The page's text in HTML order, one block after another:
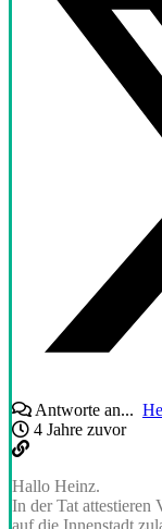
Antworte an...
4 Jahre zuvor
Hallo Heinz.
In der Tat attestieren
auf die Innenstadt